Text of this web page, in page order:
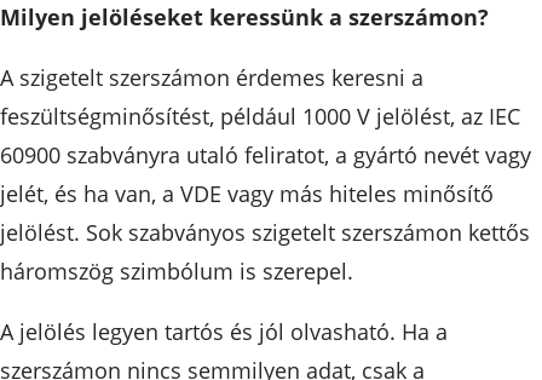
Milyen jelöléseket keressünk a szerszámon?
A szigetelt szerszámon érdemes keresni a
feszültségminősítést, például 1000 V jelölést, az IEC
60900 szabványra utaló feliratot, a gyártó nevét vagy
jelét, és ha van, a VDE vagy más hiteles minősítő
jelölést. Sok szabványos szigetelt szerszámon kettős
háromszög szimbólum is szerepel.
A jelölés legyen tartós és jól olvasható. Ha a
szerszámon nincs semmilyen adat, csak a